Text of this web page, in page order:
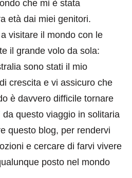
che mi è stata
età dai miei genitori.
visitare il mondo con le
il grande volo da sola:
sono stati il mio
crescita e vi assicuro che
è davvero difficile tornare
questo viaggio in solitaria
questo blog, per rendervi
e cercare di farvi vivere
posto nel mondo